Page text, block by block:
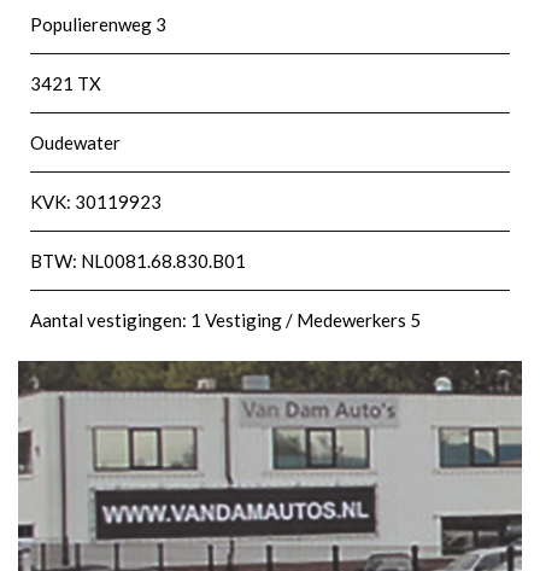
Populierenweg 3
3421 TX
Oudewater
KVK: 30119923
BTW: NL0081.68.830.B01
Aantal vestigingen: 1 Vestiging / Medewerkers 5